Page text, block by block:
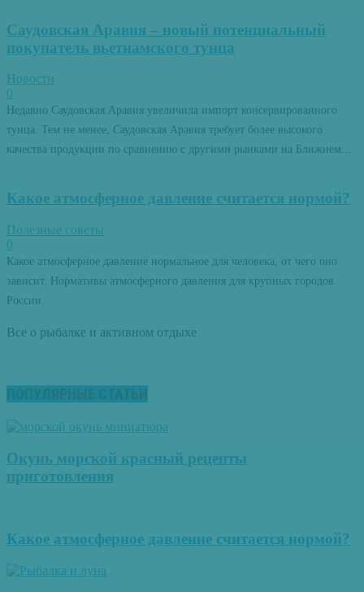
Саудовская Аравия – новый потенциальный
покупатель вьетнамского тунца
Новости
0
Недавно Саудовская Аравия увеличила импорт консервированного
тунца. Тем не менее, Саудовская Аравия требует более высокого
качества продукции по сравнению с другими рынками на Ближнем...
Какое атмосферное давление считается нормой?
Полезные советы
0
Какое атмосферное давление нормальное для человека, от чего оно
зависит. Нормативы атмосферного давления для крупных городов
России.
Все о рыбалке и активном отдыхе
ПОПУЛЯРНЫЕ СТАТЬИ
Окунь морской красный рецепты
приготовления
Какое атмосферное давление считается нормой?